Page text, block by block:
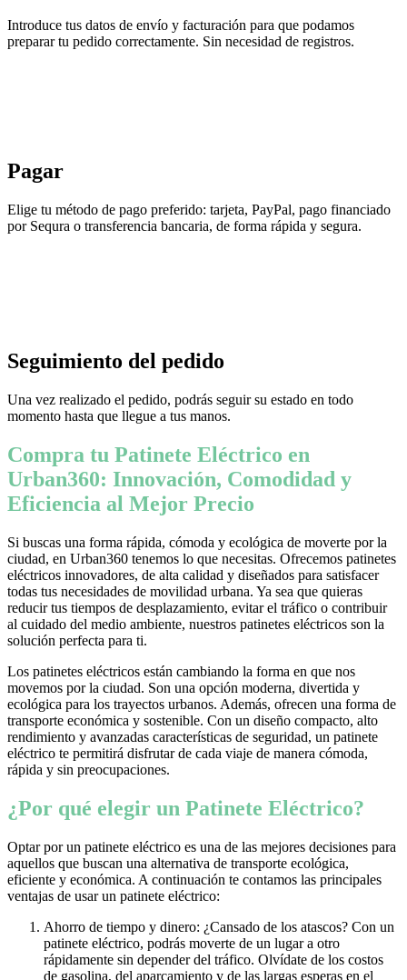
Introduce tus datos de envío y facturación para que podamos
preparar tu pedido correctamente. Sin necesidad de registros.
Pagar
Elige tu método de pago preferido: tarjeta, PayPal, pago financiado
por Sequra o transferencia bancaria, de forma rápida y segura.
Seguimiento del pedido
Una vez realizado el pedido, podrás seguir su estado en todo
momento hasta que llegue a tus manos.
Compra tu Patinete Eléctrico en
Urban360: Innovación, Comodidad y
Eficiencia al Mejor Precio
Si buscas una forma rápida, cómoda y ecológica de moverte por la
ciudad, en Urban360 tenemos lo que necesitas. Ofrecemos patinetes
eléctricos innovadores, de alta calidad y diseñados para satisfacer
todas tus necesidades de movilidad urbana. Ya sea que quieras
reducir tus tiempos de desplazamiento, evitar el tráfico o contribuir
al cuidado del medio ambiente, nuestros patinetes eléctricos son la
solución perfecta para ti.
Los patinetes eléctricos están cambiando la forma en que nos
movemos por la ciudad. Son una opción moderna, divertida y
ecológica para los trayectos urbanos. Además, ofrecen una forma de
transporte económica y sostenible. Con un diseño compacto, alto
rendimiento y avanzadas características de seguridad, un patinete
eléctrico te permitirá disfrutar de cada viaje de manera cómoda,
rápida y sin preocupaciones.
¿Por qué elegir un Patinete Eléctrico?
Optar por un patinete eléctrico es una de las mejores decisiones para
aquellos que buscan una alternativa de transporte ecológica,
eficiente y económica. A continuación te contamos las principales
ventajas de usar un patinete eléctrico:
Ahorro de tiempo y dinero: ¿Cansado de los atascos? Con un
patinete eléctrico, podrás moverte de un lugar a otro
rápidamente sin depender del tráfico. Olvídate de los costos
de gasolina, del aparcamiento y de las largas esperas en el